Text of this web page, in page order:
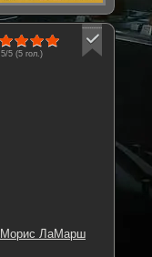
5/5 (5гол.)
Морис ЛаМарш